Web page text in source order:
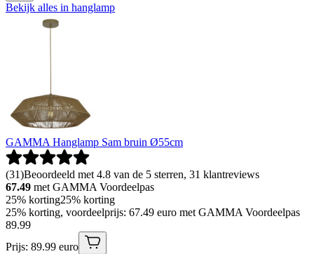
Bekijk alles in hanglamp
GAMMA Hanglamp Sam bruin Ø55cm
(31)Beoordeeld met 4.8 van de 5 sterren, 31 klantreviews
67.49 met GAMMA Voordeelpas
25% korting25% korting
25% korting, voordeelprijs: 67.49 euro met GAMMA Voordeelpas
89.99
Prijs: 89.99 euro